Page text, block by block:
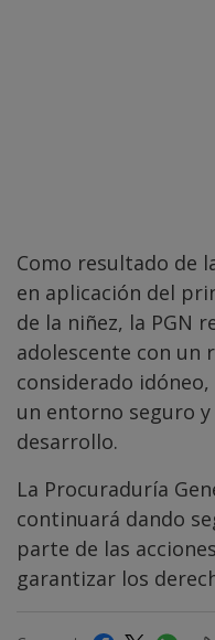
Como resultado de
en aplicación del
de la niñez, la PGN
adolescente con un
considerado
un entorno seguro
desarrollo.
La Procuraduría
continuará dando
parte de las
garantizar los